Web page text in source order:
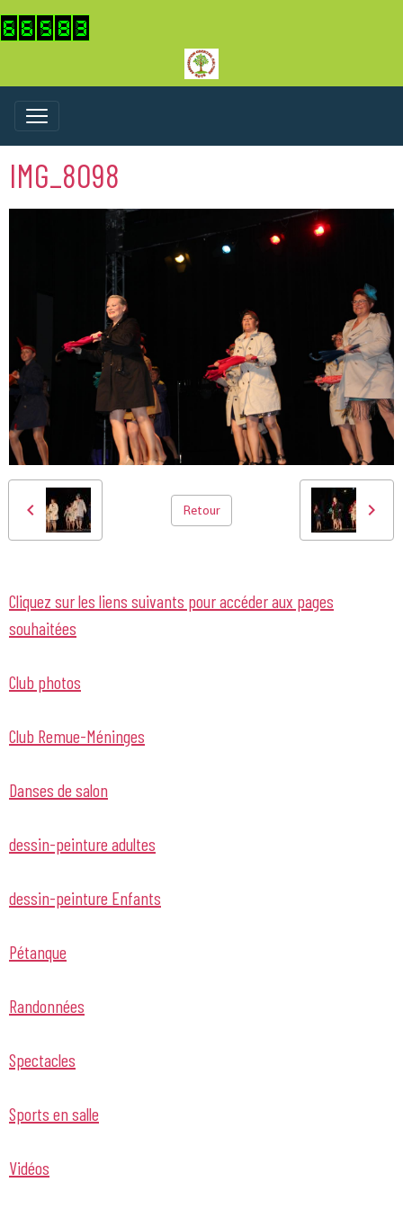
IMG_8098
Retour
Cliquez sur les liens suivants pour accéder aux pages
souhaitées
Club photos
Club Remue-Méninges
Danses de salon
dessin-peinture adultes
dessin-peinture Enfants
Pétanque
Randonnées
Spectacles
Sports en salle
Vidéos